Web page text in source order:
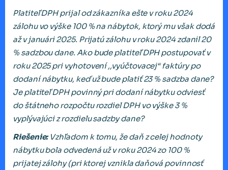
Platiteľ DPH prijal od zákazníka ešte v roku 2024
zálohu vo výške 100 % na nábytok, ktorý mu však dodá
až v januári 2025. Prijatú zálohu v roku 2024 zdanil 20
% sadzbou dane. Ako bude platiteľ DPH postupovať v
roku 2025 pri vyhotovení ,,vyúčtovacej“ faktúry po
dodaní nábytku, keď už bude platiť 23 % sadzba dane?
Je platiteľ DPH povinný pri dodaní nábytku odviesť
do štátneho rozpočtu rozdiel DPH vo výške 3 %
vyplývajúci z rozdielu sadzby dane?
Riešenie: Vzhľadom k tomu, že daň z celej hodnoty
nábytku bola odvedená už v roku 2024 zo 100 %
prijatej zálohy (pri ktorej vznikla daňová povinnosť